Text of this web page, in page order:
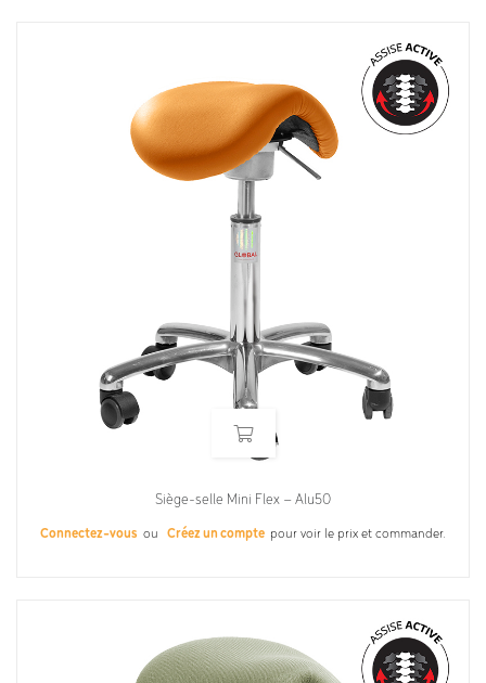
Siège-selle Mini Flex – Alu50
Connectez-vous ou Créez un compte pour voir le prix et commander.